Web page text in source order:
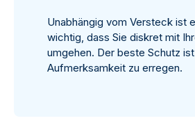
Unabhängig vom Versteck ist
wichtig, dass Sie diskret mit
umgehen. Der beste Schutz
Aufmerksamkeit zu erregen.